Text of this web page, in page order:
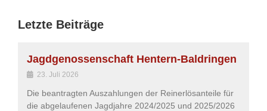
Letzte Beiträge
Jagdgenossenschaft Hentern-Baldringen
23. Juli 2026
Die beantragten Auszahlungen der Reinerlösanteile für
die abgelaufenen Jagdjahre 2024/2025 und 2025/2026